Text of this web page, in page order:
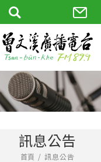
訊息公告
首頁 訊息公告